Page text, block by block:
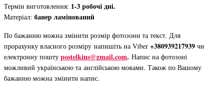
Термін виготовлення: 1-3 робочі дні.
Матеріал: банер ламінований
По бажанню можна змінити розмір фотозони та текст. Для
прорахунку власного розміру напишіть на Viber +380939217939 чи
електронну пошту postelkins@gmail.com. Напис на фотозоні
можливий українською та англійською мовами. Також по Вашому
бажанню можна змінити напис.